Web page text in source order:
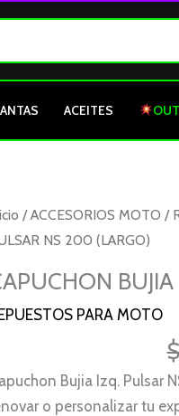
ACEITES
/ACCESORIOS MOTO /
NS 200 (LARGO)
PARA MOTO
$
Bujia Izq. Pulsar
o personalizar tu